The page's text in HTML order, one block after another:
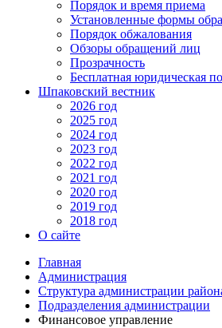
Порядок и время приема
Установленные формы
Порядок обжалования
Обзоры обращений лиц
Прозрачность
Бесплатная юридическая
Шпаковский вестник
2026 год
2025 год
2024 год
2023 год
2022 год
2021 год
2020 год
2019 год
2018 год
О сайте
Главная
Администрация
Структура администрации
Подразделения администрации
Финансовое управление